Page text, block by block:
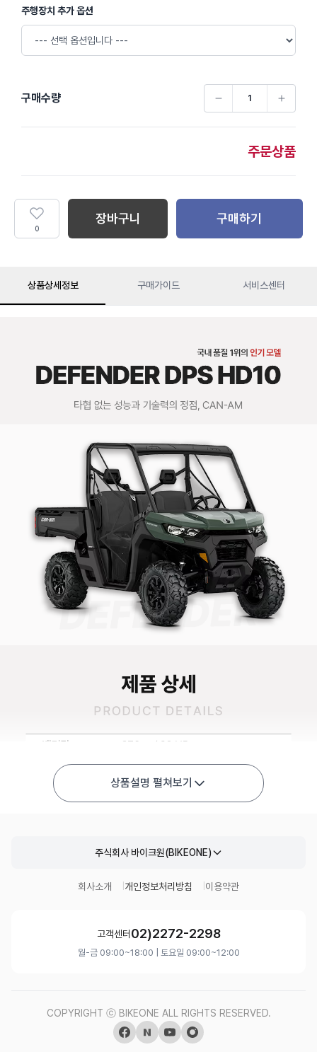
주행장치 추가 옵션
구매수량
주문상품
0
장바구니 구매하기
상품상세정보 구매가이드 서비스센터
상품설명 펼쳐보기
주식회사 바이크원(BIKEONE)
회사소개 개인정보처리방침 이용약관
고객센터 02)2272-2298
월-금 09:00~18:00 | 토요일 09:00~12:00
COPYRIGHT ⓒ BIKEONE ALL RIGHTS RESERVED.